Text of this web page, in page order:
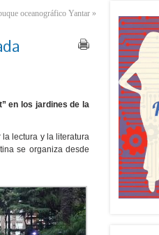
oceanográfico Yantar »
en los jardines de la
la lectura y la literatura
se organiza desde